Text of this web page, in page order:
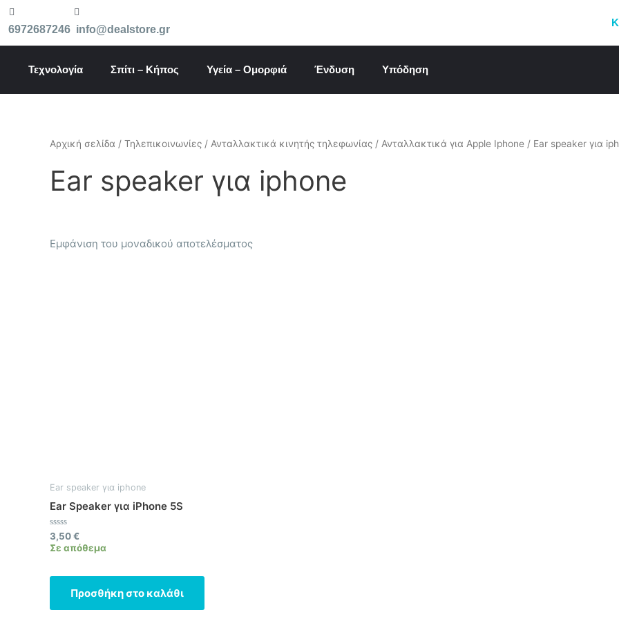
Μετάβαση
στο6972687246 info@dealstore.gr
Τεχνολογία Σπίτι – Κήπος Υγεία – Ομορφιά Ένδυση Υπόδηση
Αρχική σελίδα / Τηλεπικοινωνίες / Ανταλλακτικά κινητής τηλεφωνίας / Ανταλλακτικά για Apple Iphone / Ear speaker για
Ear speaker για iphone
Εμφάνιση του μοναδικού αποτελέσματος
Ear speaker για iphone
Ear Speaker για iPhone 5S
Βαθμολογήθηκε
με
0
3,50€
Σε απόθεμα
Προσθήκη στο καλάθι